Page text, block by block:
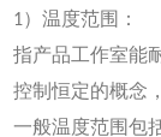
1）温度范围：
指产品工作室能
控制恒定的概念
一般温度范围包